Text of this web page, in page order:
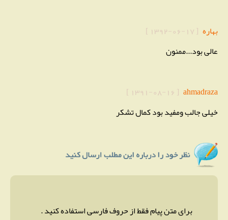
بهاره [
1392-06-17
]
عالی بود...ممنون
ahmadraza
[
1391-08-16
]
خیلی جالب ومفید بود کمال تشکر
برای متن پیام فقط از حروف فارسی استفاده کنید .